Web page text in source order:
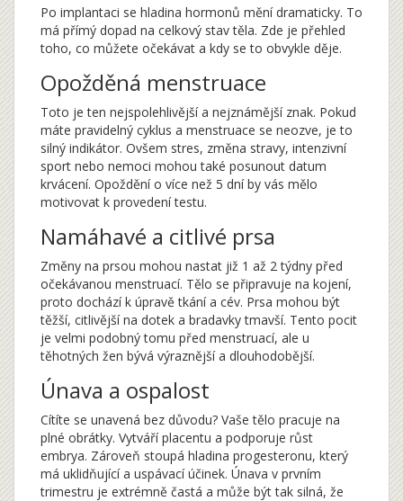
Po implantaci se hladina hormonů mění dramaticky. To
má přímý dopad na celkový stav těla. Zde je přehled
toho, co můžete očekávat a kdy se to obvykle děje.
Opožděná menstruace
Toto je ten nejspolehlivější a nejznámější znak. Pokud
máte pravidelný cyklus a menstruace se neozve, je to
silný indikátor. Ovšem stres, změna stravy, intenzivní
sport nebo nemoci mohou také posunout datum
krvácení. Opoždění o více než 5 dní by vás mělo
motivovat k provedení testu.
Namáhavé a citlivé prsa
Změny na prsou mohou nastat již 1 až 2 týdny před
očekávanou menstruací. Tělo se připravuje na kojení,
proto dochází k úpravě tkání a cév. Prsa mohou být
těžší, citlivější na dotek a bradavky tmavší. Tento pocit
je velmi podobný tomu před menstruací, ale u
těhotných žen bývá výraznější a dlouhodobější.
Únava a ospalost
Cítíte se unavená bez důvodu? Vaše tělo pracuje na
plné obrátky. Vytváří placentu a podporuje růst
embrya. Zároveň stoupá hladina progesteronu, který
má uklidňující a uspávací účinek. Únava v prvním
trimestru je extrémně častá a může být tak silná, že